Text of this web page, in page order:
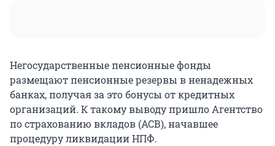
Негосударственные пенсионные фонды
размещают пенсионные резервы в ненадежных
банках, получая за это бонусы от кредитных
организаций. К такому выводу пришло Агентство
по страхованию вкладов (АСВ), начавшее
процедуру ликвидации НПФ.